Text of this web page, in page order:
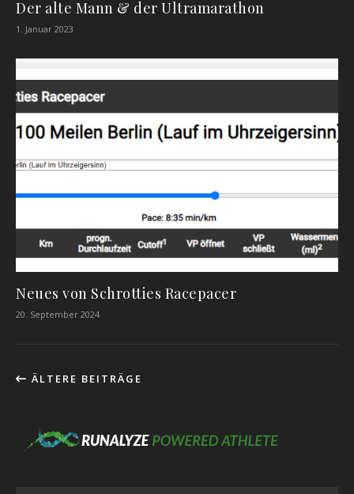
Der alte Mann & der Ultramarathon
1. Januar 2023
Neues von Schrotties Racepacer
20. September 2024
ÄLTERE BEITRÄGE